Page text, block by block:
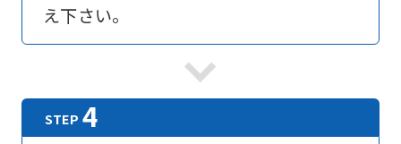
え下さい。
mechanically,
so
it